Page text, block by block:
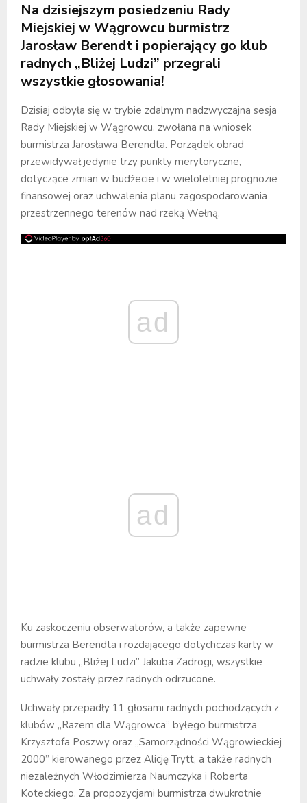
Na dzisiejszym posiedzeniu Rady
Miejskiej w Wągrowcu burmistrz
Jarosław Berendt i popierający go klub
radnych „Bliżej Ludzi” przegrali
wszystkie głosowania!
Dzisiaj odbyła się w trybie zdalnym nadzwyczajna sesja
Rady Miejskiej w Wągrowcu, zwołana na wniosek
burmistrza Jarosława Berendta. Porządek obrad
przewidywał jedynie trzy punkty merytoryczne,
dotyczące zmian w budżecie i w wieloletniej prognozie
finansowej oraz uchwalenia planu zagospodarowania
przestrzennego terenów nad rzeką Wełną.
ad
ad
Ku zaskoczeniu obserwatorów, a także zapewne
burmistrza Berendta i rozdającego dotychczas karty w
radzie klubu „Bliżej Ludzi” Jakuba Zadrogi, wszystkie
uchwały zostały przez radnych odrzucone.
Uchwały przepadły 11 głosami radnych pochodzących z
klubów „Razem dla Wągrowca” byłego burmistrza
Krzysztofa Poszwy oraz „Samorządności Wągrowieckiej
2000” kierowanego przez Alicję Trytt, a także radnych
niezależnych Włodzimierza Naumczyka i Roberta
Koteckiego. Za propozycjami burmistrza dwukrotnie